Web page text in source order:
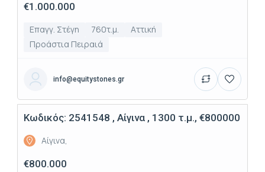
€1.000.000
Επαγγ. Στέγη 760τ.μ.
Αττική
Προάστια Πειραιά
info@equitystones.gr
Πώληση
Κωδικός: 2541548 , Αίγινα , 1300 τ.μ., €800000
Αίγινα,
€800.000